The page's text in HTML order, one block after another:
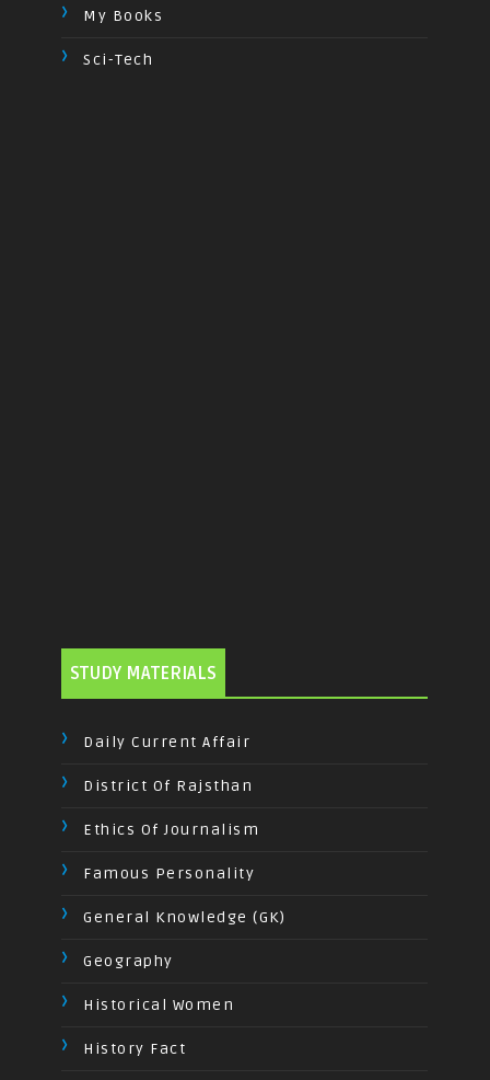
My Books
Sci-Tech
STUDY MATERIALS
Daily Current Affair
District Of Rajsthan
Ethics Of Journalism
Famous Personality
General Knowledge (GK)
Geography
Historical Women
History Fact